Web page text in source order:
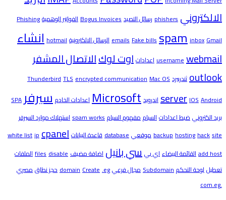
الالكتروني phishers رسائل التصيدBogus Invoicesالفواتير الوهميةPhishing
emailsFake billsspaminboxGmail الرسائل الالكترونيةhotmailانشاء
usernamewebmail اعداداتاوت لوكالاتصال المشفر
outlookثندربيرد ThunderbirdTLSencrypted communicationMac OS
serverIOSAndroid اندرويدMicrosoftاعدادات الخادمسيرفرSPA
بريد الكترونيضبط اعداداتالسباممفهوم السبامspam worksاستهلاك موارد السيرفر
backuphostinghacksite موقعيdatabaseقاعدة البيانات white listipcpanel
add hostالقائمة البيضاءاي بيسي بانيل اضافة مضيف filesdisable
الملفات
تعطيللوحة التحكمSubdomainمجال فرعي domainCreate.eg حجز نطاقمصري
.com.eg